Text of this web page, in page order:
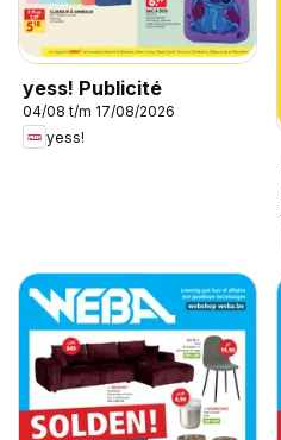
yess! Publicité
04/08 t/m 17/08/2026
yess!